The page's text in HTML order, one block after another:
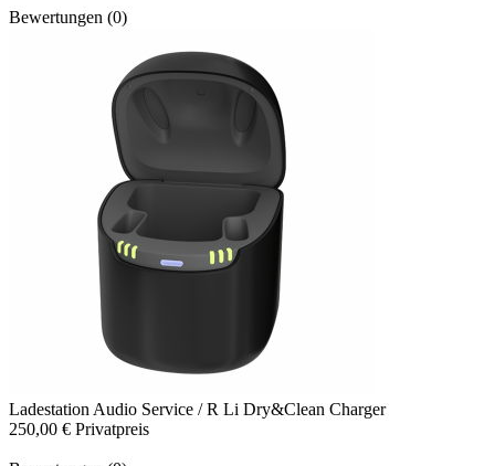
Bewertungen (0)
Ladestation Audio Service / R Li Dry&Clean Charger
250,00 € Privatpreis